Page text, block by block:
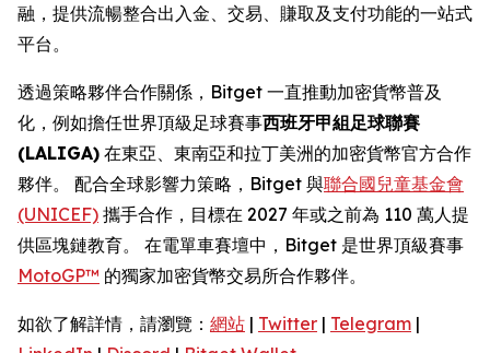
融，提供流暢整合出入金、交易、賺取及支付功能的一站式
平台。
透過策略夥伴合作關係，Bitget 一直推動加密貨幣普及
化，例如擔任世界頂級足球賽事西班牙甲組足球聯賽
(LALIGA) 在東亞、東南亞和拉丁美洲的加密貨幣官方合作
夥伴。 配合全球影響力策略，Bitget 與聯合國兒童基金會
(UNICEF) 攜手合作，目標在 2027 年或之前為 110 萬人提
供區塊鏈教育。 在電單車賽壇中，Bitget 是世界頂級賽事
MotoGP™ 的獨家加密貨幣交易所合作夥伴。
如欲了解詳情，請瀏覽： 網站 | Twitter | Telegram |